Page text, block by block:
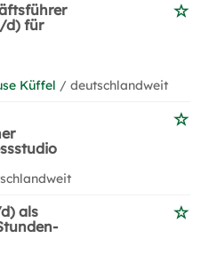
d) für
Küffel / deutschlandweit
als